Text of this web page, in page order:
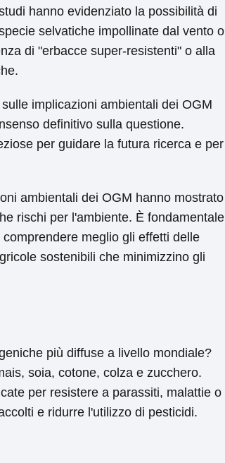
hanno evidenziato la possibilità di
selvatiche impollinate dal vento o
di "erbacce super-resistenti" o alla
implicazioni ambientali dei OGM
definitivo sulla questione.
per guidare la futura ricerca e per
ambientali dei OGM hanno mostrato
rischi per l'ambiente. È fondamentale
meglio gli effetti delle
sostenibili che minimizzino gli
più diffuse a livello mondiale?
soia, cotone, colza e zucchero.
per resistere a parassiti, malattie o
e ridurre l'utilizzo di pesticidi.